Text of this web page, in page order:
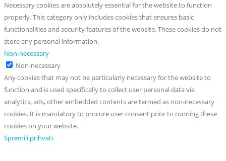
Necessary cookies are absolutely essential for the website to function
properly. This category only includes cookies that ensures basic
functionalities and security features of the website. These cookies do not
store any personal information.
Non-necessary
Non-necessary
Any cookies that may not be particularly necessary for the website to
function and is used specifically to collect user personal data via
analytics, ads, other embedded contents are termed as non-necessary
cookies. It is mandatory to procure user consent prior to running these
cookies on your website.
Spremi i prihvati